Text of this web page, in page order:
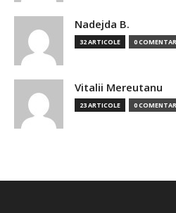
Nadejda B.
32 ARTICOLE 0
Vitalii Mereutanu
23 ARTICOLE 0